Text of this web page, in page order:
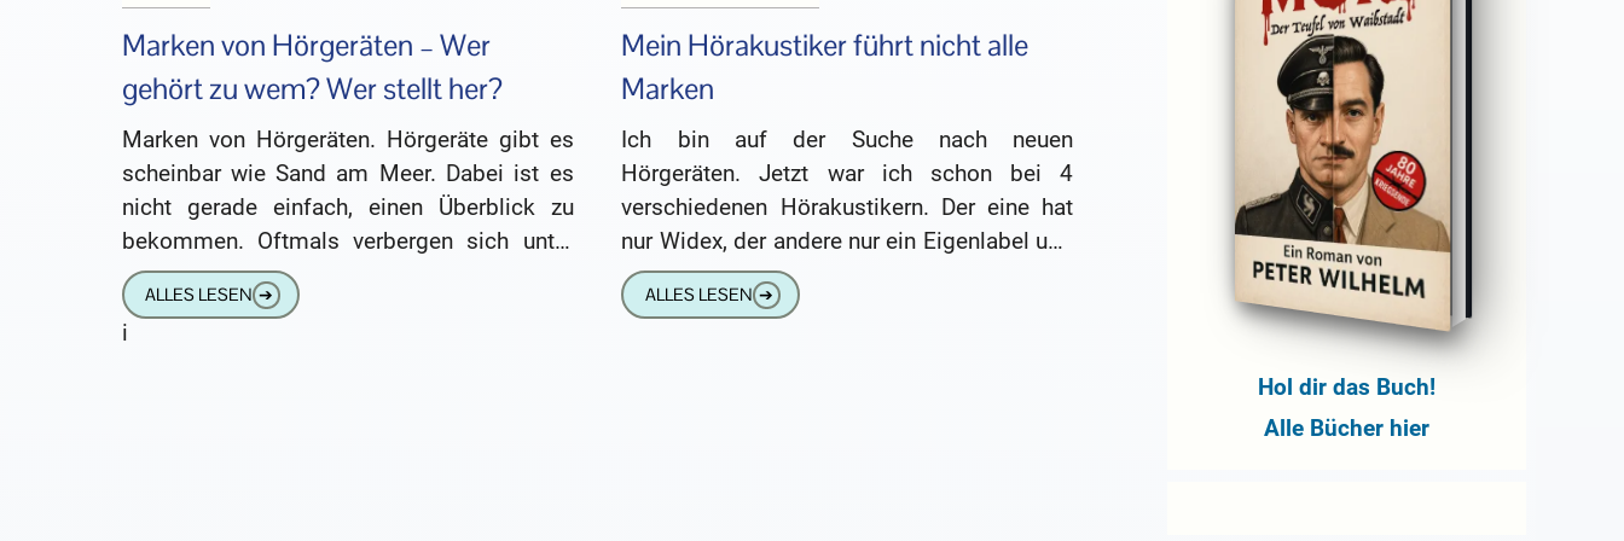
Marken von Hörgeräten – Wer
gehört zu wem? Wer stellt her?
Marken von Hörgeräten. Hörgeräte gibt es
scheinbar wie Sand am Meer. Dabei ist es
nicht gerade einfach, einen Überblick zu
bekommen. Oftmals verbergen sich unter
verschiedenen Handelsbezeichnungen die
gleichen oder
ALLES LESEN ➔
Mein Hörakustiker führt nicht alle
Marken
Ich bin auf der Suche nach neuen
Hörgeräten. Jetzt war ich schon bei 4
verschiedenen Hörakustikern. Der eine hat
nur Widex, der andere nur ein Eigenlabel und
der nächste nur
ALLES LESEN ➔
i
Hol dir das Buch!
Alle Bücher hier